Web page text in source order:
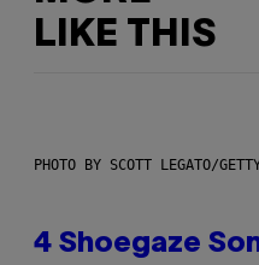
LIKE THIS
PHOTO BY SCOTT LEGATO/
4 Shoegaze